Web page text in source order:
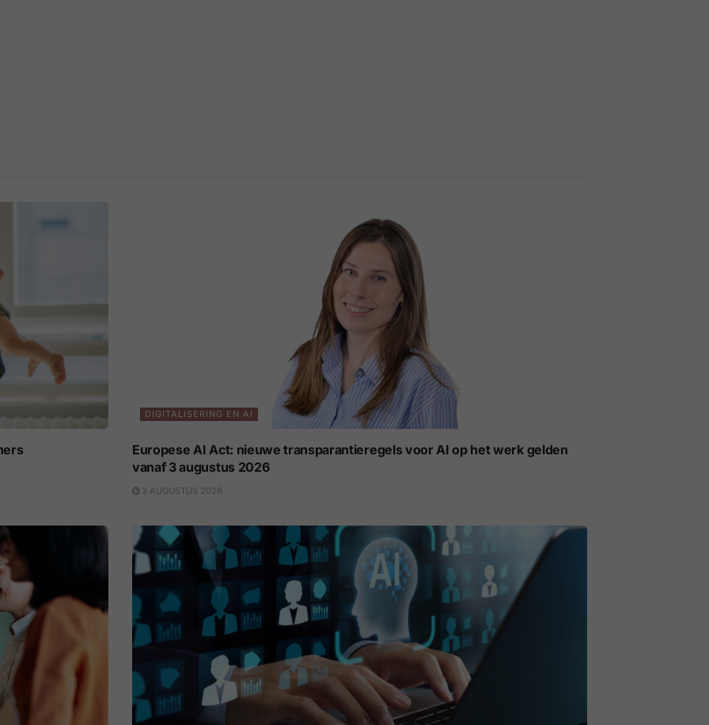
DIGITALISERING EN AI
Europese AI Act: nieuwe transparantieregels voor AI op het werk gelden
vanaf 3 augustus 2026
3 AUGUSTUS 2026